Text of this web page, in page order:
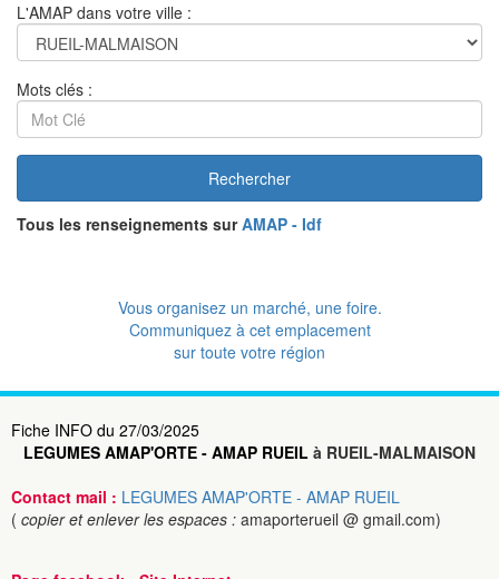
L'AMAP dans votre ville :
Mots clés :
Rechercher
Tous les renseignements surAMAP - Idf
Vous organisez un marché, une foire.
Communiquez à cet emplacement
sur toute votre région
Fiche INFO du 27/03/2025
LEGUMES AMAP'ORTE - AMAP RUEIL à RUEIL-MALMAISON
Contact mail : LEGUMES AMAP'ORTE - AMAP RUEIL
( copier et enlever les espaces : amaporterueil @ gmail.com)